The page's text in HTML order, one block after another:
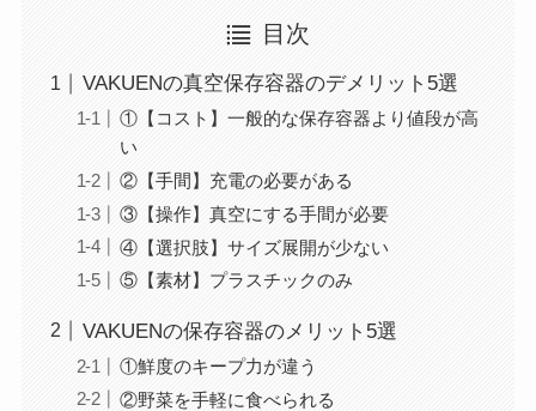
目次
VAKUENの真空保存容器のデメリット5選
①【コスト】一般的な保存容器より値段が高
い
②【手間】充電の必要がある
③【操作】真空にする手間が必要
④【選択肢】サイズ展開が少ない
⑤【素材】プラスチックのみ
VAKUENの保存容器のメリット5選
①鮮度のキープ力が違う
②野菜を手軽に食べられる